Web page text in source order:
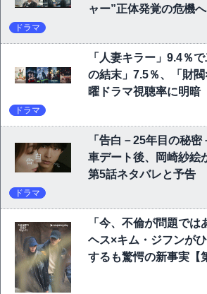
ャー”正体発覚の危機
ドラマ
「人妻キラー」9.4％
の結末」7.5％、「財
曜ドラマ視聴率に明暗
ドラマ
「告白－25年目の秘
車デート後、岡崎紗絵
第5話ネタバレと予告
ドラマ
「今、不倫が問題では
ヘス×キム・ジフンが
するも驚愕の新事実【